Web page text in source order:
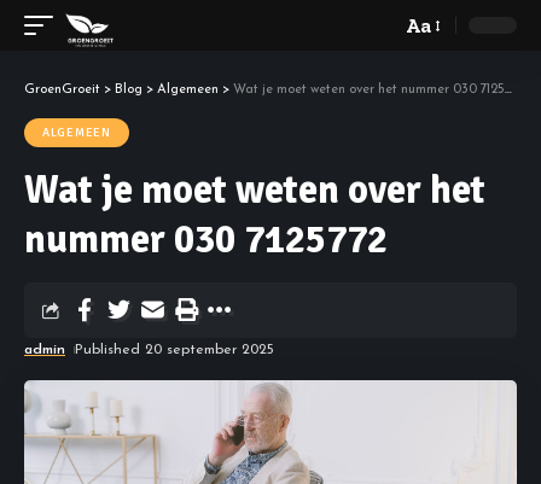
Aa
GroenGroeit > Blog > Algemeen > Wat je moet weten over het nummer 030 7125772
ALGEMEEN
Wat je moet weten over het
nummer 030 7125772
admin Published 20 september 2025